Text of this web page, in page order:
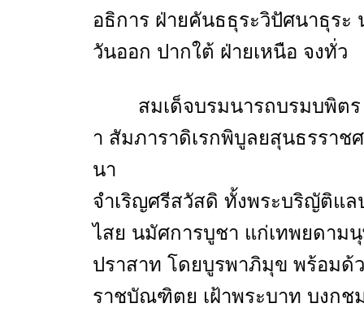
อธิการ ฝ่ายคันธธุระวิปัศนาธุร
วันออก ปากใต้ ฝ่ายเหนือ จงทั่ว
สมเด็จบรมนารถบรมบพิต
า สัมภาราดิเรกพิบูลยสุนธรรา
นา
จำเริญศรีสวัสดิ ทั้งพระบริญัติแล
ไสย นมัศการบูชา แก่เทพยดาม
ปราสาท โดยบูรพาภิมุข พร้อมด้
ราชบัณฑิตย เฝ้าพระบาท บงกช